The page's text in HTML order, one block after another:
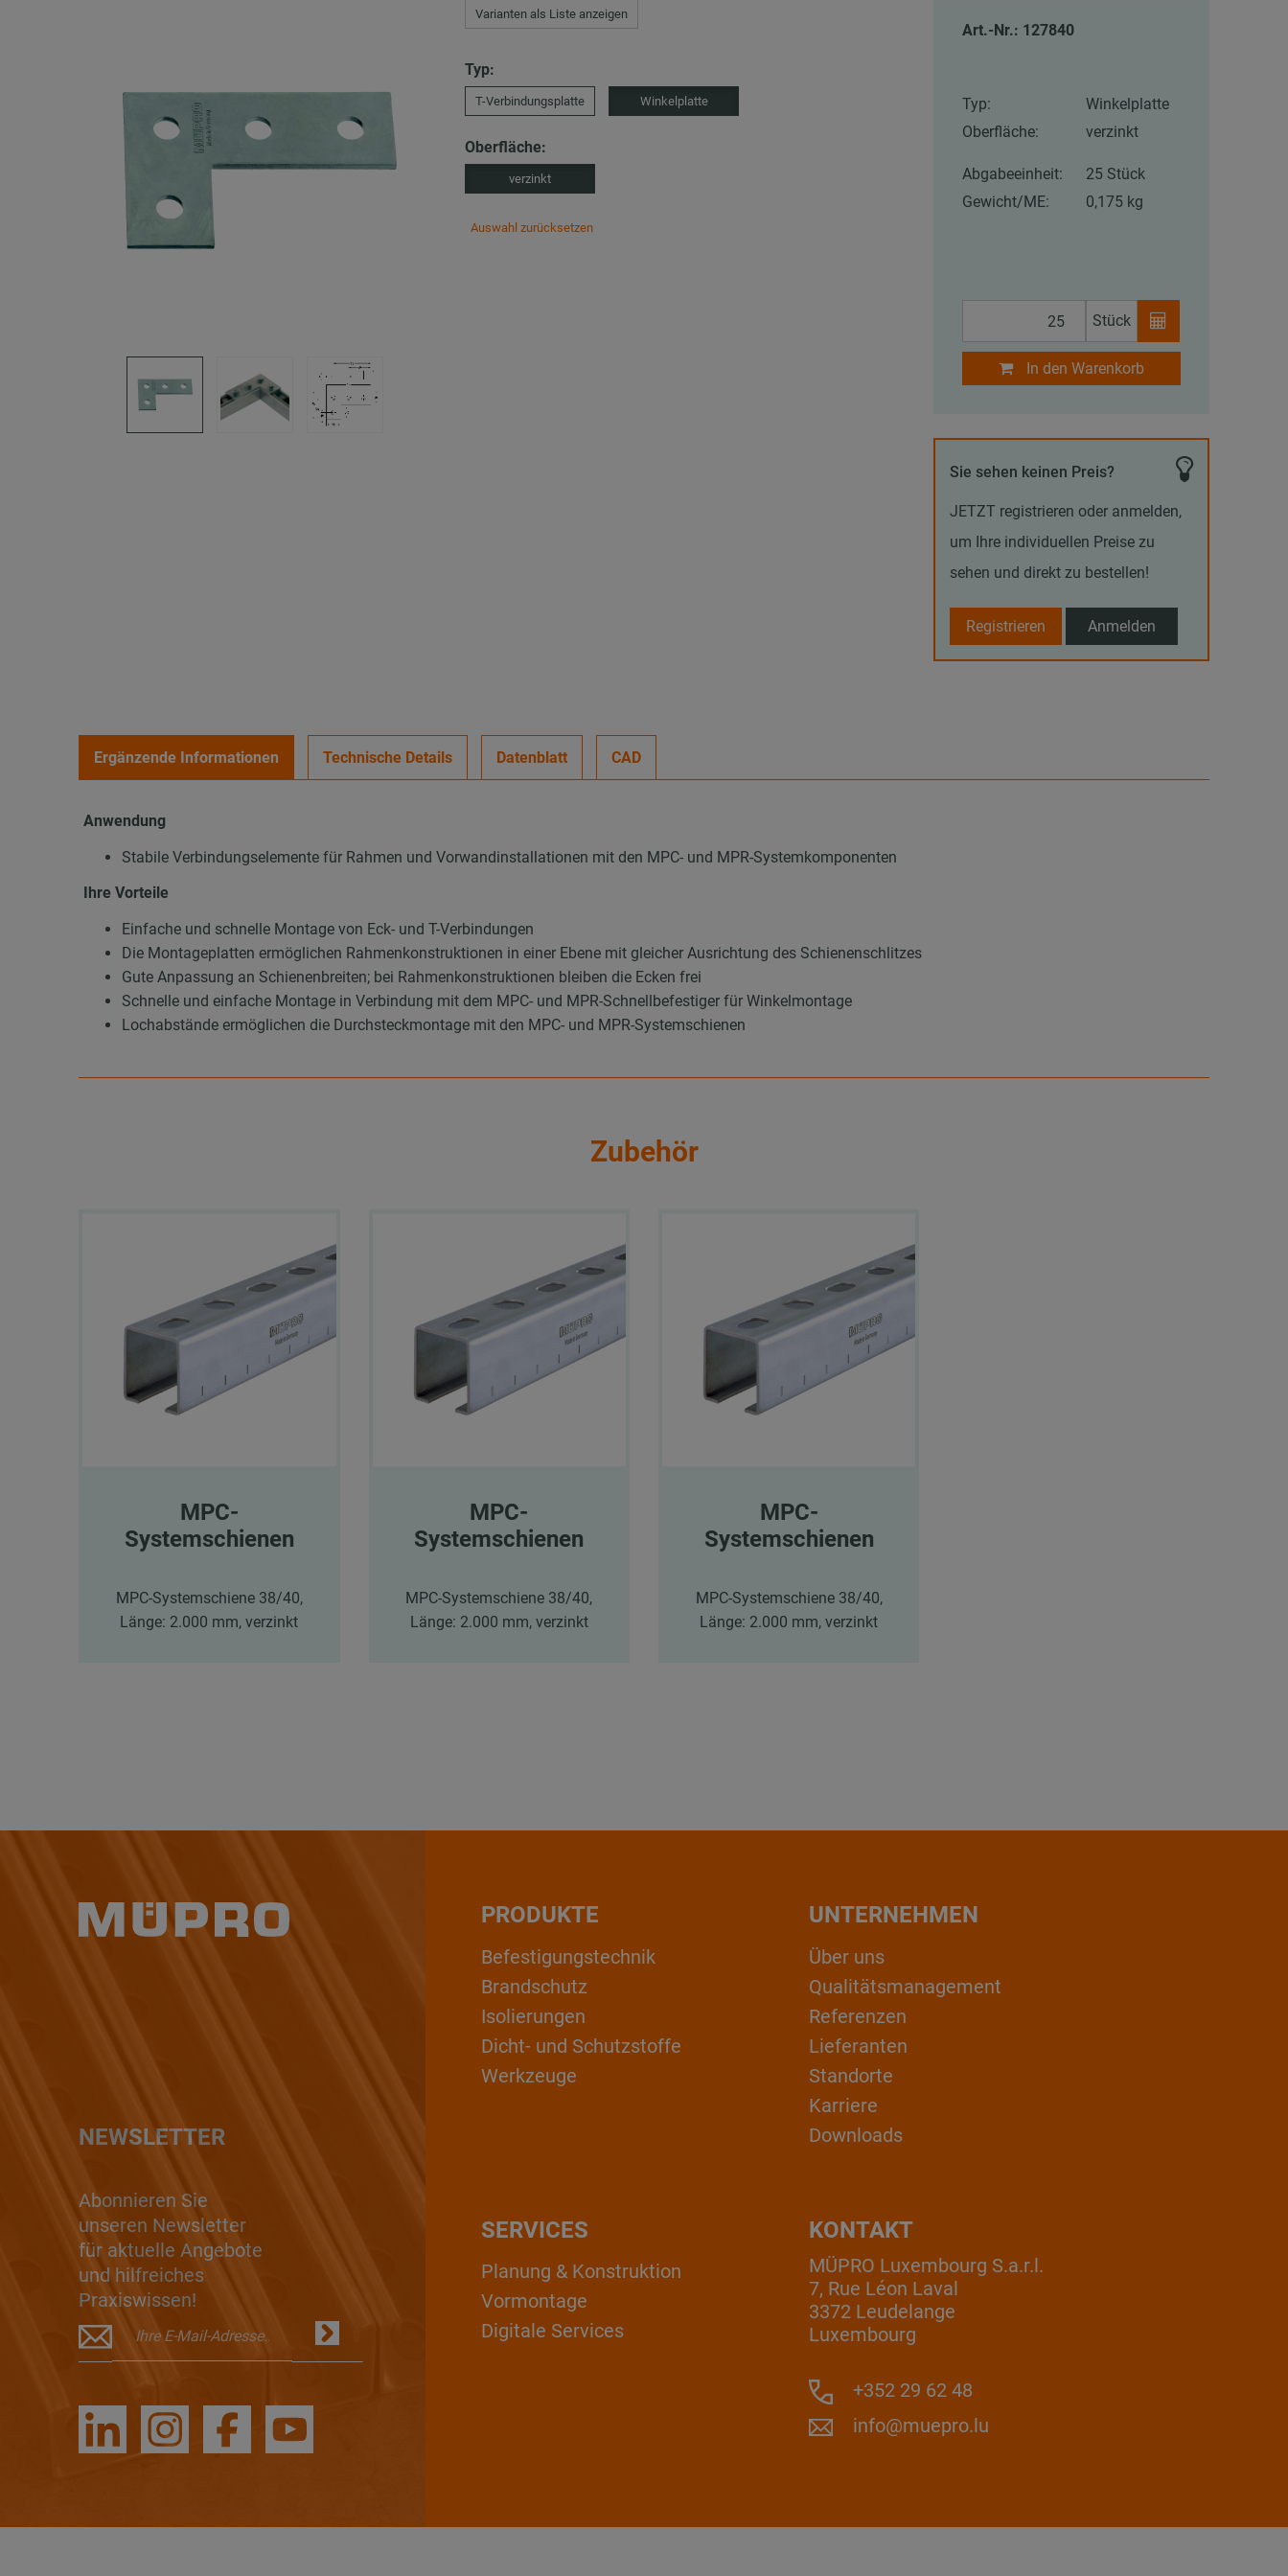
Varianten als Liste anzeigen
Typ:
T-Verbindungsplatte Winkelplatte
Oberfläche:
verzinkt
Auswahl zurücksetzen
Art.-Nr.: 127840
Typ:
Winkelplatte
Oberfläche:
verzinkt
Abgabeeinheit:
25 Stück
Gewicht/ME:
0,175 kg
Stück
In den Warenkorb
Sie sehen keinen Preis?
JETZT registrieren oder anmelden,
um Ihre individuellen Preise zu
sehen und direkt zu bestellen!
Registrieren Anmelden
Ergänzende Informationen Technische Details Datenblatt CAD
Anwendung
Stabile Verbindungselemente für Rahmen und Vorwandinstallationen mit den MPC- und MPR-Systemkomponenten
Ihre Vorteile
Einfache und schnelle Montage von Eck- und T-Verbindungen
Die Montageplatten ermöglichen Rahmenkonstruktionen in einer Ebene mit gleicher Ausrichtung des Schienenschlitzes
Gute Anpassung an Schienenbreiten; bei Rahmenkonstruktionen bleiben die Ecken frei
Schnelle und einfache Montage in Verbindung mit dem MPC- und MPR-Schnellbefestiger für Winkelmontage
Lochabstände ermöglichen die Durchsteckmontage mit den MPC- und MPR-Systemschienen
Zubehör
MPC-
Systemschienen
MPC-Systemschiene 38/40,
Länge: 2.000 mm, verzinkt
MPC-
Systemschienen
MPC-Systemschiene 38/40,
Länge: 2.000 mm, verzinkt
MPC-
Systemschienen
MPC-Systemschiene 38/40,
Länge: 2.000 mm, verzinkt
NEWSLETTER
Abonnieren Sie
unseren Newsletter
für aktuelle Angebote
und hilfreiches
Praxiswissen!
PRODUKTE
Befestigungstechnik
Brandschutz
Isolierungen
Dicht- und Schutzstoffe
Werkzeuge
UNTERNEHMEN
Über uns
Qualitätsmanagement
Referenzen
Lieferanten
Standorte
Karriere
Downloads
KONTAKT
MÜPRO Luxembourg S.a.r.l.
7, Rue Léon Laval
3372 Leudelange
Luxembourg
+352 29 62 48
info@muepro.lu
SERVICES
Planung & Konstruktion
Vormontage
Digitale Services